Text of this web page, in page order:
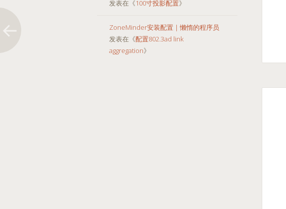
发表在《100寸投影配置》
ZoneMinder安装配置 | 懒惰的程序员
发表在《配置802.3ad link
aggregation》